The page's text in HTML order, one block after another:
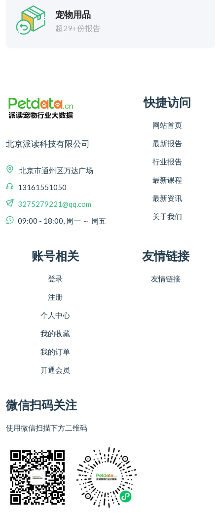
宠物用品
超29+份报告
北京派读科技有限公司
北京市通州区万达广场
13161551050
3275279221@qq.com
09:00 - 18:00, 周一 ～ 周五
快捷访问
网站首页
最新报告
行业报告
最新课程
最新资讯
关于我们
账号相关
登录
注册
个人中心
我的收藏
我的订单
开通会员
友情链接
友情链接
微信扫码关注
使用微信扫描下方二维码